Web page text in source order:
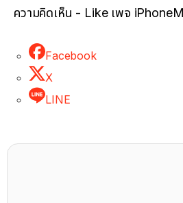
ความคิดเห็น - Like เพจ
Facebook
X
LINE